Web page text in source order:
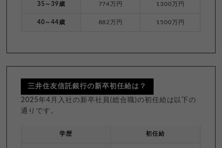
35～39歳 774万円 1300万円
40～44歳 882万円 1500万円
三井住友信託銀行の新卒初任給は？
2025年4月入社の新卒社員(総合職)の初任給は以下の
通りです。
学歴 初任給